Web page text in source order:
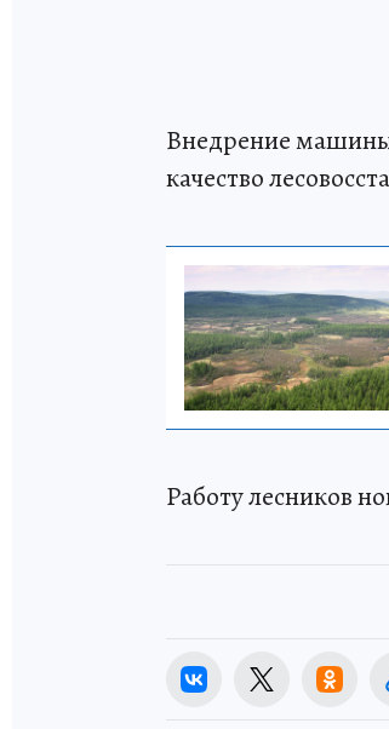
Внедрение машины
качество
Работу лесников